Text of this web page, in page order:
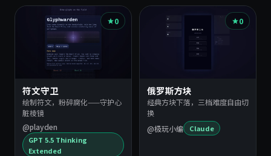
0
符文守卫
绘制符文，粉碎腐化——守护心
脏棱镜
@playden
GPT 5.5 Thinking
Extended
0
俄罗斯方块
经典方块下落，三档难度自由切
换
@极玩小编
Claude